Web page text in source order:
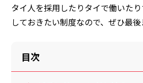
タイ人を採用したりタイで働いた
しておきたい制度なので、ぜひ最
目次